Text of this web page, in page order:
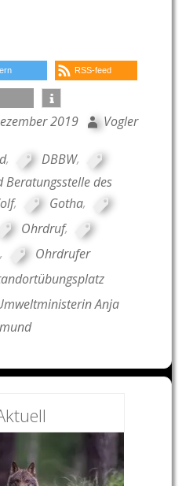
RSS-feed
2019 Vogler
, DBBW,
des
, Gotha,
Ohrdruf,
,
Ohrdrufer
Anja